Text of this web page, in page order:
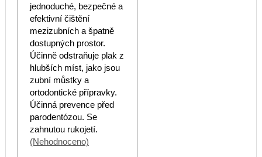
jednoduché, bezpečné a
efektivní čištění
mezizubních a špatně
dostupných prostor.
Účinně odstraňuje plak z
hlubších míst, jako jsou
zubní můstky a
ortodontické přípravky.
Účinná prevence před
parodentózou. Se
zahnutou rukojetí.
(Nehodnoceno)